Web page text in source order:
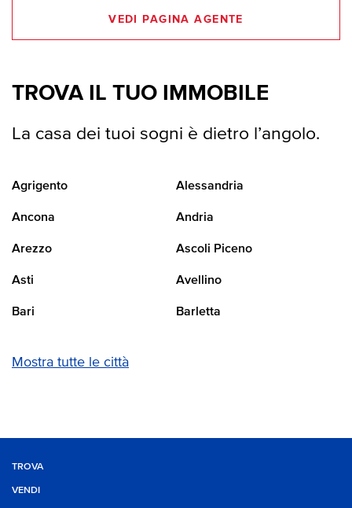
VEDI PAGINA AGENTE
TROVA IL TUO IMMOBILE
La casa dei tuoi sogni è dietro l’angolo.
Agrigento Alessandria
Ancona Andria
Arezzo Ascoli Piceno
Asti Avellino
Bari Barletta
Mostra tutte le città
TROVA
VENDI